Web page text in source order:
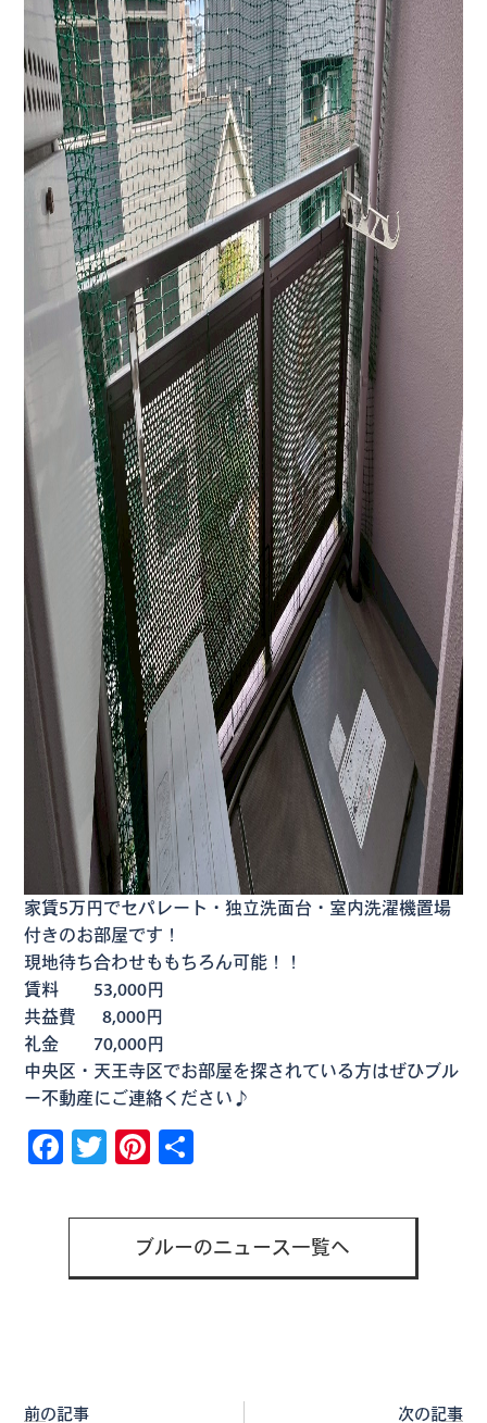
家賃5万円でセパレート・独立洗面台・室内洗濯機置場
付きのお部屋です！
現地待ち合わせももちろん可能！！
賃料 53,000円
共益費 8,000円
礼金 70,000円
中央区・天王寺区でお部屋を探されている方はぜひブル
ー不動産にご連絡ください♪
Facebook
TwitterPinterest
ブルーのニュース一覧へ
前の記事 次の記事